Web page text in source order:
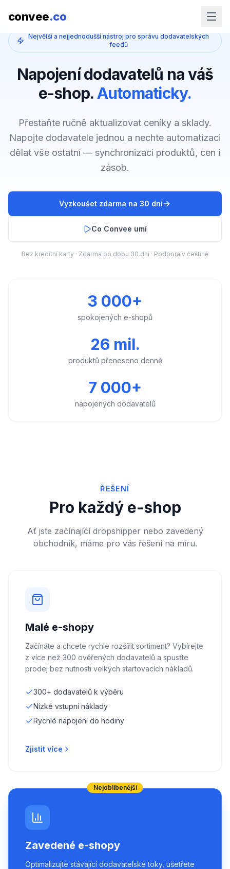
convee.co
Největší a nejjednodušší nástroj pro správu dodavatelských
feedů
Napojení dodavatelů na váš
e-shop.Automaticky.
Přestaňte ručně aktualizovat ceníky a sklady.
Napojte dodavatele jednou a nechte automatizaci
dělat vše ostatní — synchronizaci produktů, cen i
zásob.
Vyzkoušet zdarma na 30 dní
Co Convee umí
Bez kreditní karty · Zdarma po dobu 30 dní · Podpora v češtině
3 000+
spokojených e-shopů
26 mil.
produktů přeneseno denně
7 000+
napojených dodavatelů
ŘEŠENÍ
Pro každý e-shop
Ať jste začínající dropshipper nebo zavedený
obchodník, máme pro vás řešení na míru.
Malé e-shopy
Začínáte a chcete rychle rozšířit sortiment? Vybírejte
z více než 300 ověřených dodavatelů a spusťte
prodej bez nutnosti velkých startovacích nákladů.
300+ dodavatelů k výběru
Nízké vstupní náklady
Rychlé napojení do hodiny
Zjistit více
Nejoblíbenější
Zavedené e-shopy
Optimalizujte stávající dodavatelské toky, ušetřete